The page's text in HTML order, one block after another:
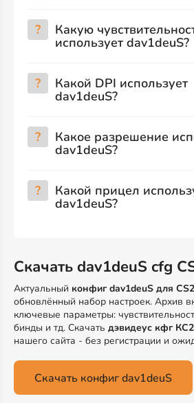
? Какую
использует dav1deuS?
? Какой DPI использует
dav1deuS?
? Какое разрешение
dav1deuS?
? Какой прицел
dav1deuS?
Скачать dav1deuS cfg
Актуальный конфиг dav1deuS для CS2
обновлённый набор настроек. Архив
ключевые параметры:
бинды и тд. Скачать дэвидеус кфг КС2
нашего сайта - без регистрации и
Скачать конфиг dav1deuS